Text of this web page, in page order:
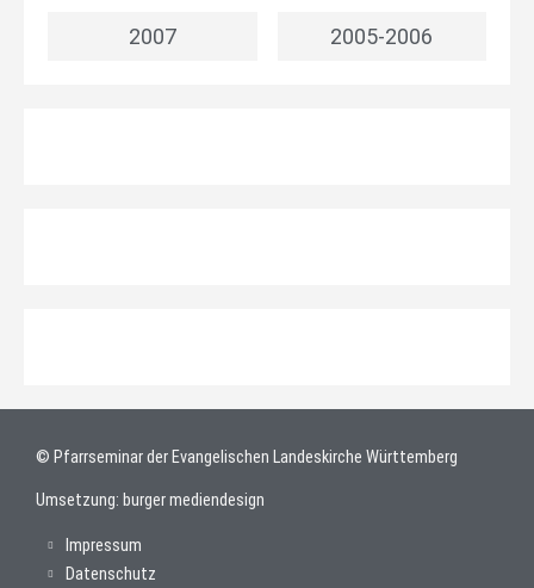
2007 2005-2006
© Pfarrseminar der Evangelischen Landeskirche Württemberg
Umsetzung: burger mediendesign
Impressum
Datenschutz